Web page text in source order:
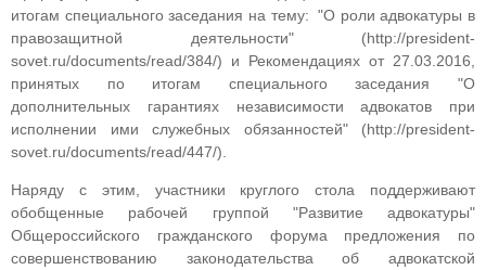
итогам специального заседания на тему: "О роли адвокатуры в
правозащитной деятельности" (http://president-
sovet.ru/documents/read/384/) и Рекомендациях от 27.03.2016,
принятых по итогам специального заседания "О
дополнительных гарантиях независимости адвокатов при
исполнении ими служебных обязанностей" (http://president-
sovet.ru/documents/read/447/).
Наряду с этим, участники круглого стола поддерживают
обобщенные рабочей группой "Развитие адвокатуры"
Общероссийского гражданского форума предложения по
совершенствованию законодательства об адвокатской